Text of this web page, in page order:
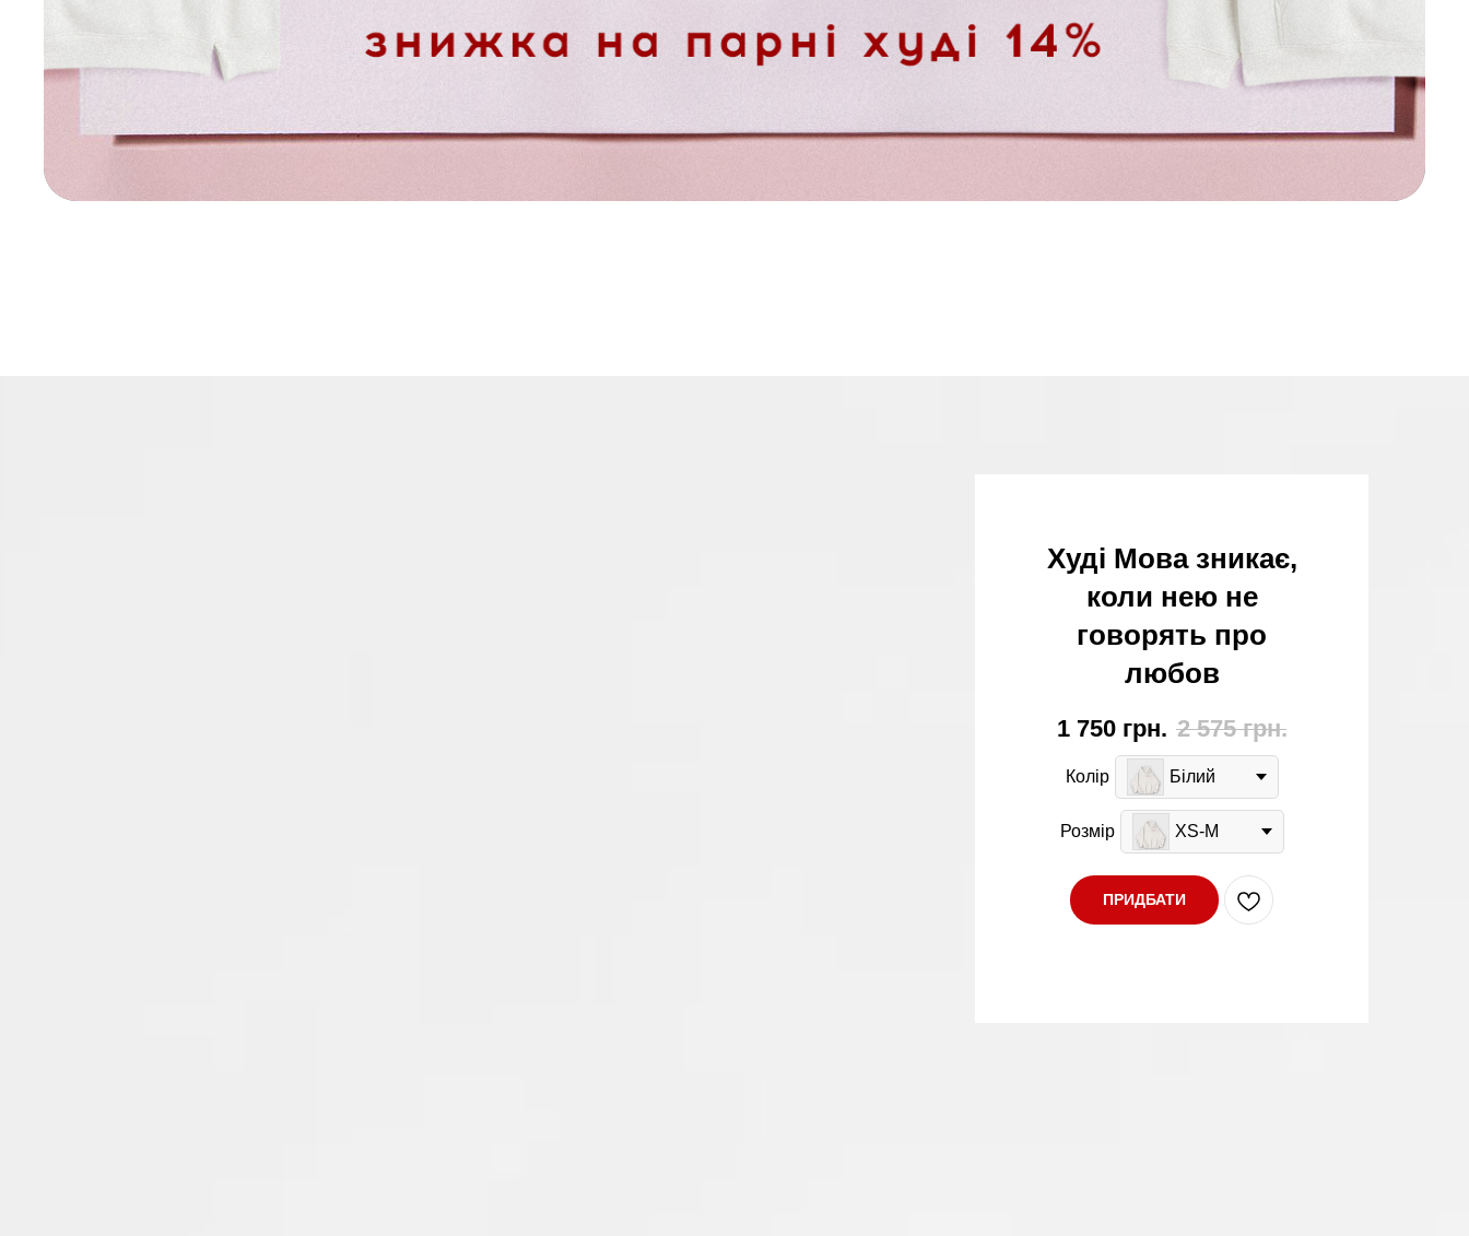
Худі Мова зникає,
коли нею не
говорять про
любов
1 750 грн. 2 575 грн.
Колір Білий
Розмір XS-M
ПРИДБАТИ